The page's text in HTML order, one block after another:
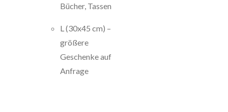
Bücher, Tassen
L (30x45 cm) –
größere
Geschenke auf
Anfrage